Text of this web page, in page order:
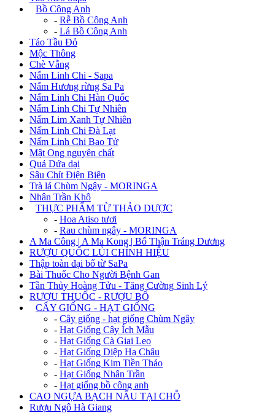
Bồ Công Anh
- Rễ Bồ Công Anh
- Lá Bồ Công Anh
Táo Tầu Đỏ
Mộc Thông
Chè Vằng
Nấm Linh Chi - Sapa
Nấm Hương rừng Sa Pa
Nấm Linh Chi Hàn Quốc
Nấm Linh Chi Tự Nhiên
Nấm Lim Xanh Tự Nhiên
Nấm Linh Chi Đà Lạt
Nấm Linh Chi Bao Tử
Mật Ong nguyên chất
Quả Dứa dại
Sâu Chít Điện Biên
Trà lá Chùm Ngây - MORINGA
Nhân Trần Khô
THỰC PHẨM TỪ THẢO DƯỢC
- Hoa Atiso tươi
- Rau chùm ngây - MORINGA
A Ma Công | A Ma Kong | Bổ Thận Tráng Dương
RƯỢU QUỐC LỦI CHÍNH HIỆU
Thập toàn đại bổ từ SaPa
Bài Thuốc Cho Người Bệnh Gan
Tần Thủy Hoàng Tửu - Tăng Cường Sinh Lý
RƯỢU THUỐC - RƯỢU BỔ
CÂY GIỐNG - HẠT GIỐNG
- Cây giống - hạt giống Chùm Ngây
- Hạt Giống Cây Ích Mẫu
- Hạt Giống Cà Giai Leo
- Hạt Giống Diệp Hạ Châu
- Hạt Giống Kim Tiền Thảo
- Hạt Giống Nhân Trần
- Hạt giống bồ công anh
CAO NGỰA BẠCH NẤU TẠI CHỖ
Rượu Ngô Hà Giang